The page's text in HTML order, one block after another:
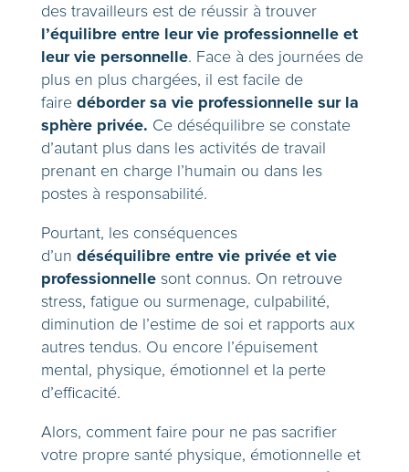
des travailleurs est de réussir à trouver
l’équilibre entre leur vie professionnelle et
leur vie personnelle. Face à des journées de
plus en plus chargées, il est facile de
faire déborder sa vie professionnelle sur la
sphère privée. Ce déséquilibre se constate
d’autant plus dans les activités de travail
prenant en charge l’humain ou dans les
postes à responsabilité.
Pourtant, les conséquences
d’un déséquilibre entre vie privée et vie
professionnellesont connus. On retrouve
stress, fatigue ou surmenage, culpabilité,
diminution de l’estime de soi et rapports aux
autres tendus. Ou encore l’épuisement
mental, physique, émotionnel et la perte
d’efficacité.
Alors, comment faire pour ne pas sacrifier
votre propre santé physique, émotionnelle et